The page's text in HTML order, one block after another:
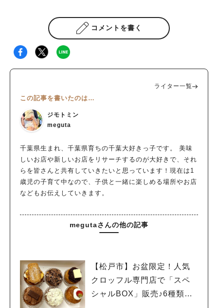
コメントを書く
ライター一覧
この記事を書いたのは…
ジモトミン
meguta
千葉県生まれ、千葉県育ちの千葉大好きっ子です。 美味
しいお店や新しいお店をリサーチするのが大好きで、それ
らを皆さんと共有していきたいと思っています！現在は1
歳児の子育て中なので、子供と一緒に楽しめる場所やお店
などもお伝えしていきます。
megutaさんの他の記事
【松戸市】お盆限定！人気
クロッフル専門店で「スペ
シャルBOX」販売♪6種類の